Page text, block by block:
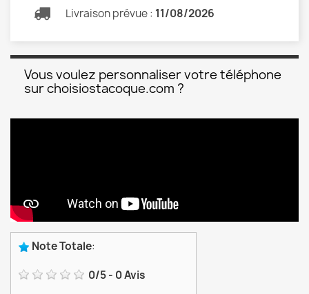
Livraison prévue : 11/08/2026
Vous voulez personnaliser votre téléphone
sur choisiostacoque.com ?
Note Totale:
0/5- 0Avis